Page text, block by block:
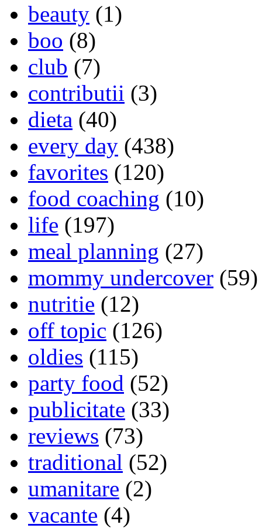
beauty (1)
boo (8)
club (7)
contributii (3)
dieta (40)
every day (438)
favorites (120)
food coaching (10)
life (197)
meal planning (27)
mommy undercover (59)
nutritie (12)
off topic (126)
oldies (115)
party food (52)
publicitate (33)
reviews (73)
traditional (52)
umanitare (2)
vacante (4)